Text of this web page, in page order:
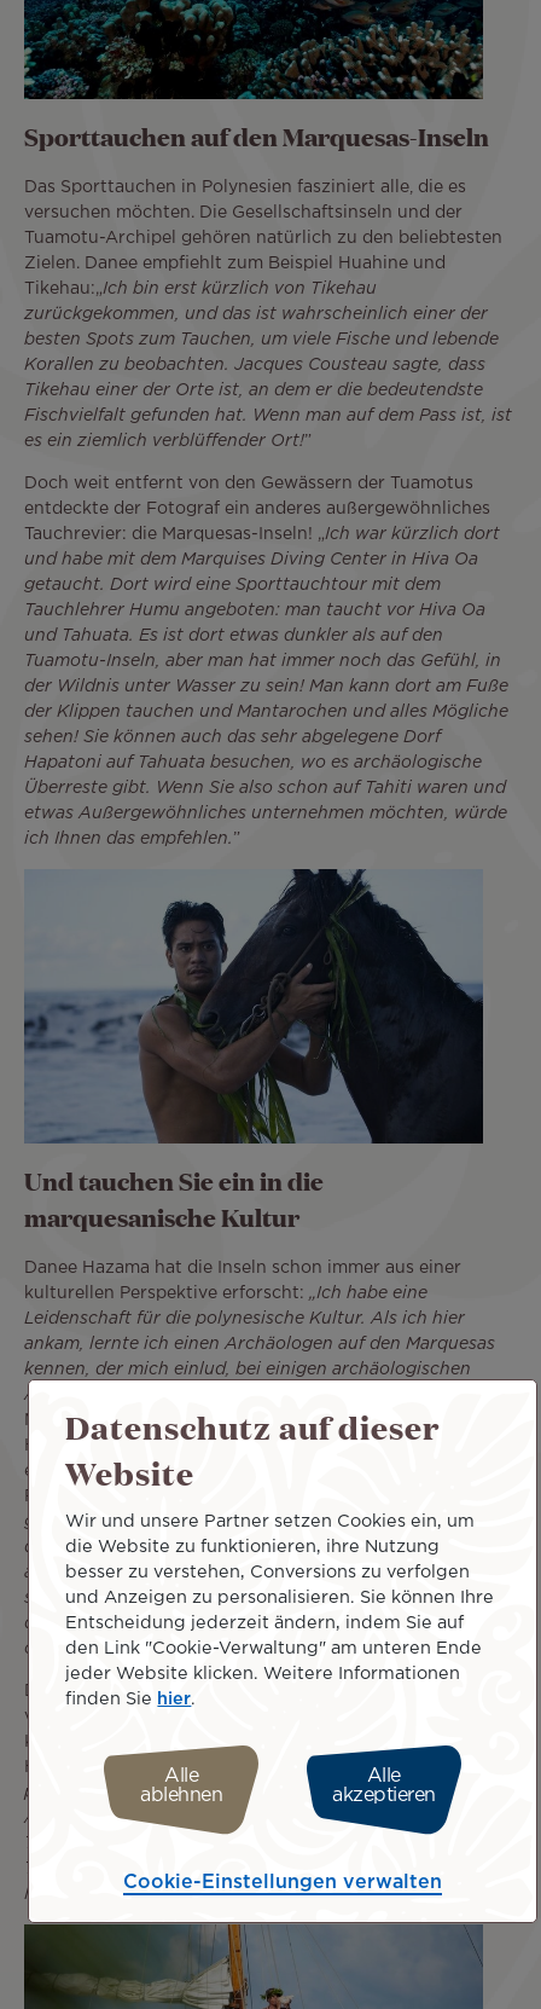
Sporttauchen auf den Marquesas-Inseln
Das Sporttauchen in Polynesien fasziniert alle, die es
versuchen möchten. Die Gesellschaftsinseln und der
Tuamotu-Archipel gehören natürlich zu den beliebtesten
Zielen. Danee empfiehlt zum Beispiel Huahine und
Tikehau:„Ich bin erst kürzlich von Tikehau
zurückgekommen, und das ist wahrscheinlich einer der
besten Spots zum Tauchen, um viele Fische und lebende
Korallen zu beobachten. Jacques Cousteau sagte, dass
Tikehau einer der Orte ist, an dem er die bedeutendste
Fischvielfalt gefunden hat. Wenn man auf dem Pass ist, ist
es ein ziemlich verblüffender Ort!”
Doch weit entfernt von den Gewässern der Tuamotus
entdeckte der Fotograf ein anderes außergewöhnliches
Tauchrevier: die Marquesas-Inseln! „Ich war kürzlich dort
und habe mit dem Marquises Diving Center in Hiva Oa
getaucht. Dort wird eine Sporttauchtour mit dem
Tauchlehrer Humu angeboten: man taucht vor Hiva Oa
und Tahuata. Es ist dort etwas dunkler als auf den
Tuamotu-Inseln, aber man hat immer noch das Gefühl, in
der Wildnis unter Wasser zu sein! Man kann dort am Fuße
der Klippen tauchen und Mantarochen und alles Mögliche
sehen! Sie können auch das sehr abgelegene Dorf
Hapatoni auf Tahuata besuchen, wo es archäologische
Überreste gibt. Wenn Sie also schon auf Tahiti waren und
etwas Außergewöhnliches unternehmen möchten, würde
ich Ihnen das empfehlen. ”
Und tauchen Sie ein in die
marquesanische Kultur
Danee Hazama hat die Inseln schon immer aus einer
kulturellen Perspektive erforscht: „Ich habe eine
Leidenschaft für die polynesische Kultur. Als ich hier
ankam, lernte ich einen Archäologen auf den Marquesas
kennen, der mich einlud, bei einigen archäologischen
Ausgrabungen als Projektfotograf mitzuwirken
Marquesas-Inseln nehmen einen wichtigen Platz im
Herzen dieses leidenschaftlichen Forschers ein. Er
empfiehlt sie all jenen, die eine andere Seite von
Französisch-Polynesien entdecken wollen: „
gehören zu meinen Lieblingsinseln. Ich finde es großartig,
die Marquesas zu besuchen, wenn man einmal etwas
anderes sehen möchte, denn sie liegen etwas abseits und
sind weniger tourismusorientiert. Man hat das Gefühl, in
der Natur zu sein, und die Kultur ist dort sehr
offensichtlich.”
Die marquesanische Kultur ist tatsächlich besonders
vielfältig. Archäologische Funde, Kunst, Tänze,
Kunsthandwerk und Tattoos sind nur einige der
Herrlichkeiten der Marquesas: „
Wir kennen die
polynesische Tätowierung, aber die Tätowierung im
Allgemeinen stammt von den Marquesas und nicht von
Marquesas
Datenschutz auf dieser
Website
Wir und unsere Partner setzen Cookies ein, um
die Website zu funktionieren, ihre Nutzung
besser zu verstehen, Conversions zu verfolgen
und Anzeigen zu personalisieren. Sie können Ihre
Entscheidung jederzeit ändern, indem Sie auf
den Link "Cookie-Verwaltung" am unteren Ende
jeder Website klicken. Weitere Informationen
finden Sie hier
Alle
ablehnen
Alle
akzeptieren
Cookie-Einstellungen verwalten